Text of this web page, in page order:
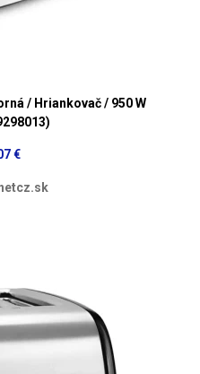
/ Hriankovač / 950 W
€